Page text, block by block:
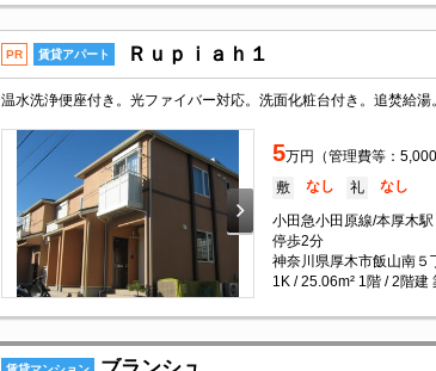
PR 賃貸アパート Ｒｕｐｉａｈ１
温水洗浄便座付き。光ファイバー対応。洗面化粧台付き。追焚給湯
5万円（管理費等：5,000
敷 なし 礼 なし
小田急小田原線/本厚木
停歩2分
神奈川県厚木市飯山南５
1K / 25.06m² 1階 / 2階建